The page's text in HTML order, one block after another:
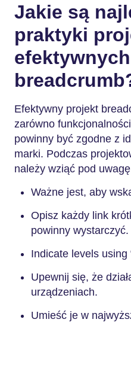
Jakie są
praktyki
Efektywny projekt
zarówno
powinny być zgodne z
marki. Podczas
należy wziąć pod
Ważne jest, aby
Opisz każdy link
powinny wystarczyć.
Indicate levels using
Upewnij się, że
urządzeniach.
Umieść je w